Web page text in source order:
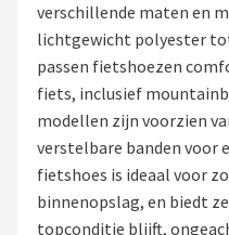
Shop
Basil
Volare
ABUS
verschillende maten en
lichtgewicht polyester
passen fietshoezen
fiets, inclusief
modellen zijn voorzien
verstelbare banden voor
fietshoes is ideaal voor
binnenopslag, en biedt
topconditie blijft,